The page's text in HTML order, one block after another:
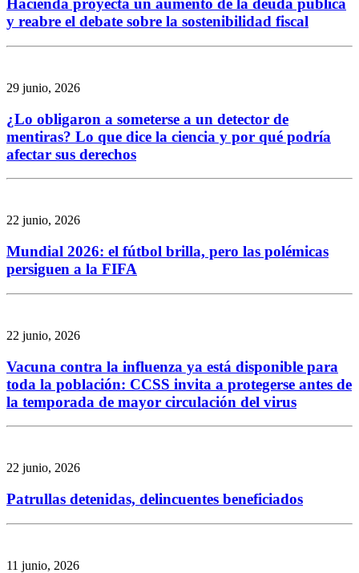
Hacienda proyecta un aumento de la deuda pública
y reabre el debate sobre la sostenibilidad fiscal
29 junio, 2026
¿Lo obligaron a someterse a un detector de
mentiras? Lo que dice la ciencia y por qué podría
afectar sus derechos
22 junio, 2026
Mundial 2026: el fútbol brilla, pero las polémicas
persiguen a la FIFA
22 junio, 2026
Vacuna contra la influenza ya está disponible para
toda la población: CCSS invita a protegerse antes de
la temporada de mayor circulación del virus
22 junio, 2026
Patrullas detenidas, delincuentes beneficiados
11 junio, 2026